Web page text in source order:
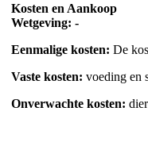
Kosten en Aankoop
Eenmalige kosten: De
Vaste kosten:
Onverwachte kosten: